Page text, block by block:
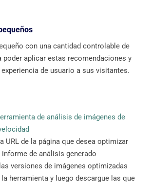
con una cantidad controlable de
poder aplicar estas recomendaciones y
de usuario a sus visitantes.
de análisis de imágenes de
URL de la página que desea optimizar
informe de análisis generado
versiones de imágenes optimizadas
herramienta y luego descargue las que